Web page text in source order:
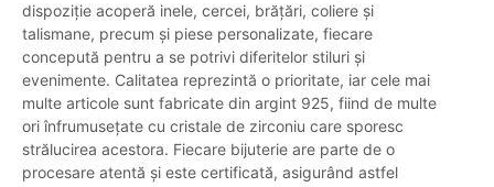
dispoziție acoperă inele, cercei, brățări, coliere și
talismane, precum și piese personalizate, fiecare
concepută pentru a se potrivi diferitelor stiluri și
evenimente. Calitatea reprezintă o prioritate, iar cele mai
multe articole sunt fabricate din argint 925, fiind de multe
ori înfrumusețate cu cristale de zirconiu care sporesc
strălucirea acestora. Fiecare bijuterie are parte de o
procesare atentă și este certificată, asigurând astfel